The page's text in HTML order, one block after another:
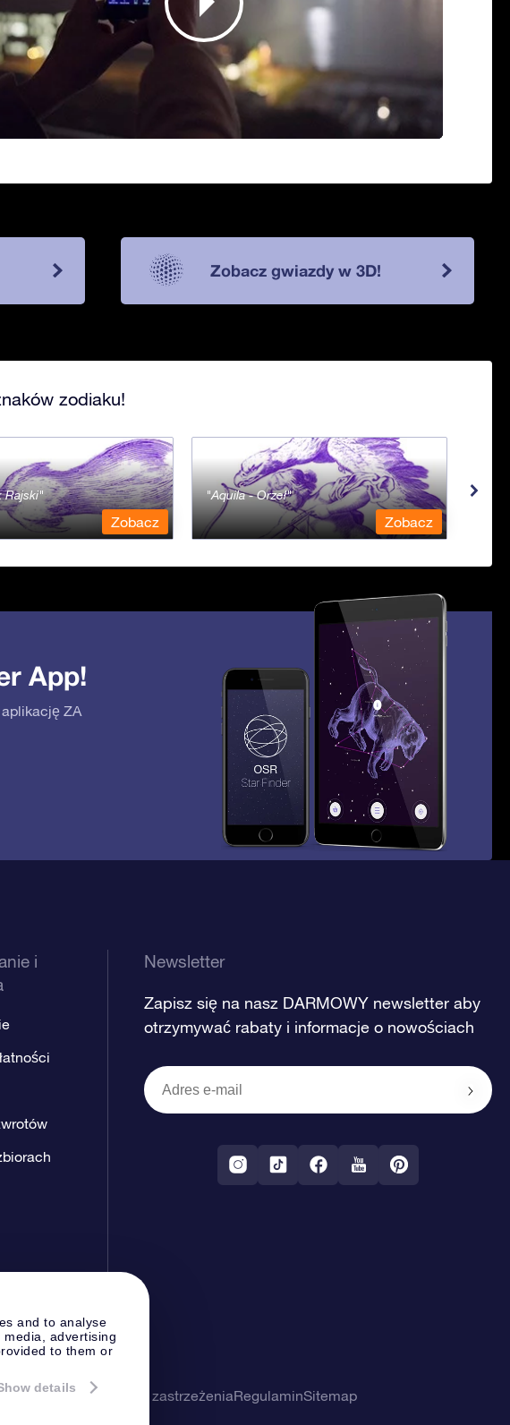
and to analyse
advertising
to them or
details
Zobacz gwiazdy w 3D!
zodiaku!
Rajski
Zobacz
Aquila - Orzeł
Zobacz
App!
ZA
i
Newsletter
Zapisz się na nasz DARMOWY newsletter aby
otrzymywać rabaty i informacje o nowościach
Polityka prywatności i zastrzeżeniaRegulaminSitemap